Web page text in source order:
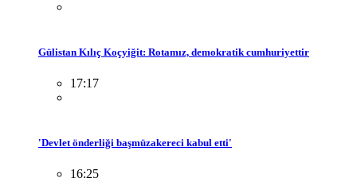
Gülistan Kılıç Koçyiğit: Rotamız, demokratik cumhuriyettir
17:17
'Devlet önderliği başmüzakereci kabul etti'
16:25